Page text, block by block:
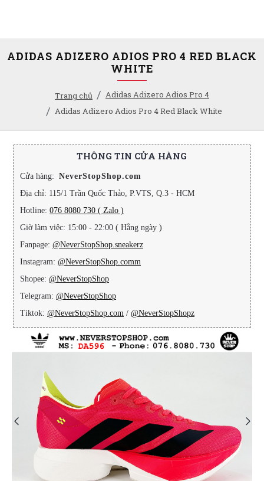
Trang chủ
Adidas Adizero Adios Pro 4
Adidas Adizero Adios Pro 4 Red Black White
ADIDAS ADIZERO ADIOS PRO 4 RED BLACK
WHITE
THÔNG TIN CỬA HÀNG
Cửa hàng: NeverStopShop.com
Địa chỉ: 115/1 Trần Quốc Thảo, P.VTS, Q.3 - HCM
Hotline: 076 8080 730 ( Zalo )
Giờ làm việc: 15:00 - 22:00 ( Hằng ngày )
Fanpage: @NeverStopShop.sneakerz
Instagram: @NeverStopShop.comm
Shopee: @NeverStopShop
Telegram: @NeverStopShop
Tiktok: @NeverStopShop.com / @NeverStopShopz